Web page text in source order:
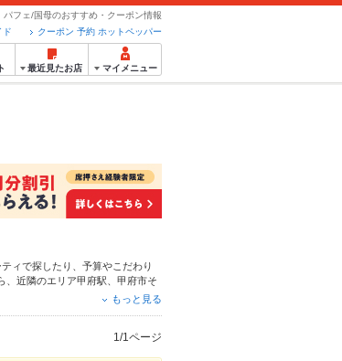
パフェ/国母のおすすめ・クーポン情報
クーポン 予約 ホットペッパー
ド
最近見たお店 マイメニュー
ィで探したり、予算やこだわり
、近隣のエリア甲府駅
甲府市そ
、そば、揚
もっと見る
1/1ページ